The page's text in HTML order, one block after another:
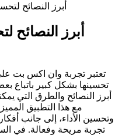
أبرز النصائح
أبرز
تعتبر تجربة وان اكس بت
تحسينها بشكل كبير باتباع
أبرز النصائح والطرق التي
مع هذا التطبيق
وتحسين الأداء، إلى جانب
تجربة مريحة وفعالة. في